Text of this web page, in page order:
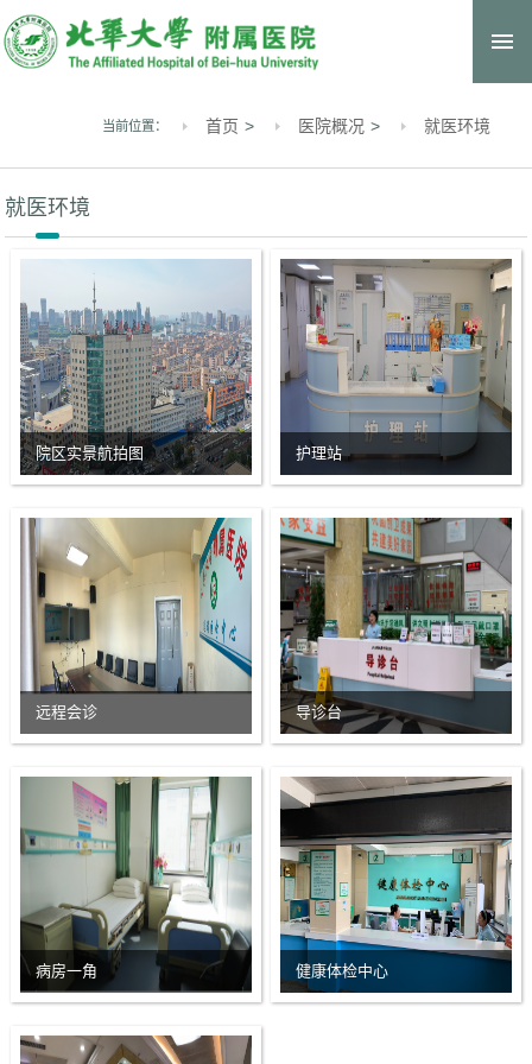
首页 医院概况 就医环境
就医环境
院区实景航拍图 护理站
远程会诊 导诊台
病房一角 健康体检中心
教学动态
科研信息
招标采购
新闻中心
党建工作
护理风采
专家介绍
医院文化
预决算公开
学团工作